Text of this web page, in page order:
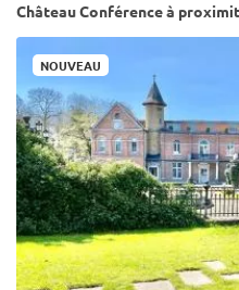
Château Conférence à
NOUVEAU